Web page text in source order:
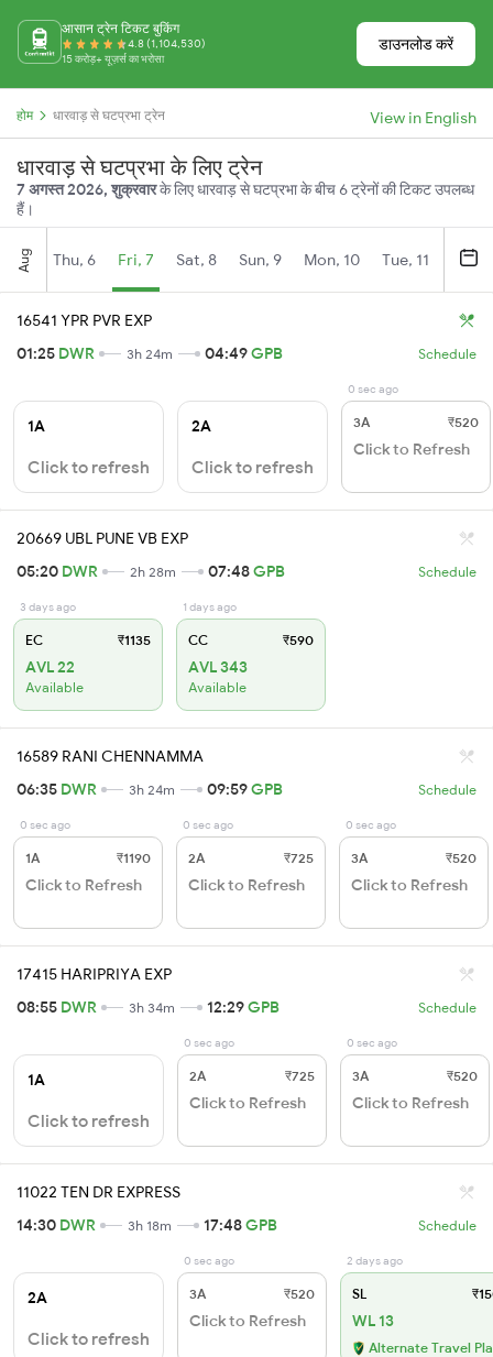
आसान ट्रेन टिकट बुकिंग
4.8 (1,104,530)
15 करोड़+ यूज़र्स का भरोसा
डाउनलोड करें
होम धारवाड़ से घटप्रभा ट्रेन View in English
धारवाड़ से घटप्रभा के लिए ट्रेन
7 अगस्त 2026, शुक्रवारके लिए धारवाड़ से घटप्रभा के बीच 6 ट्रेनों की टिकट उपलब्ध
हैं।
Aug Thu, 6 Fri, 7 Sat, 8 Sun, 9 Mon, 10 Tue, 11
16541 YPR PVR EXP
01:25 DWR 3h 24m 04:49GPB Schedule
1A
Click to refresh
2A
Click to refresh
0 sec ago
3A ₹520
Click to Refresh
20669 UBL PUNE VB EXP
05:20 DWR 2h 28m 07:48GPB Schedule
3 days ago
EC ₹1135
AVL 22
Available
1 days ago
CC ₹590
AVL 343
Available
16589 RANI CHENNAMMA
06:35 DWR 3h 24m 09:59GPB Schedule
0 sec ago
1A ₹1190
Click to Refresh
0 sec ago
2A ₹725
Click to Refresh
0 sec ago
3A ₹520
Click to Refresh
17415 HARIPRIYA EXP
08:55 DWR 3h 34m 12:29GPB Schedule
1A
Click to refresh
0 sec ago
2A ₹725
Click to Refresh
0 sec ago
3A ₹520
Click to Refresh
11022 TEN DR EXPRESS
14:30 DWR 3h 18m 17:48GPB Schedule
2A
Click to refresh
0 sec ago
3A ₹520
Click to Refresh
2 days ago
SL
WL 13
Alternate Travel